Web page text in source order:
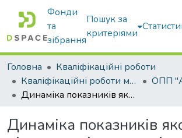
Фонди
та
зібрання
Пошук за
критеріями
Головна
Кваліфікаційні роботи
Кваліфікаційні роботи магістрів
ОПП
Динаміка показників якості зерна різних сортів пшениці озимої залежно від факторів зберігання в умовах ТОВ «Нью Агро Поділля»
Динаміка показників